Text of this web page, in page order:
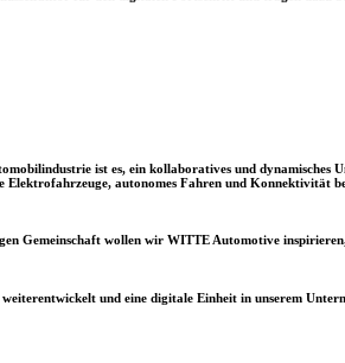
ist es, ein kollaboratives und dynamisches
autonomes Fahren und Konnektivität
Gemeinschaft wollen wir WITTE Automotive
und eine digitale Einheit in unserem